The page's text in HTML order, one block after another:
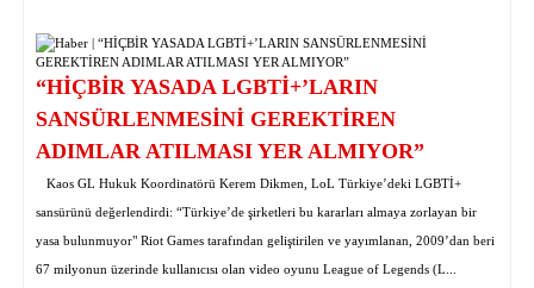
“HİÇBİR YASADA LGBTİ+’LARIN
SANSÜRLENMESİNİ GEREKTİREN
ADIMLAR ATILMASI YER ALMIYOR”
Kaos GL Hukuk Koordinatörü Kerem Dikmen, LoL Türkiye’deki LGBTİ+
sansürünü değerlendirdi: “Türkiye’de şirketleri bu kararları almaya zorlayan bir
yasa bulunmuyor" Riot Games tarafından geliştirilen ve yayımlanan, 2009’dan beri
67 milyonun üzerinde kullanıcısı olan video oyunu League of Legends (L...